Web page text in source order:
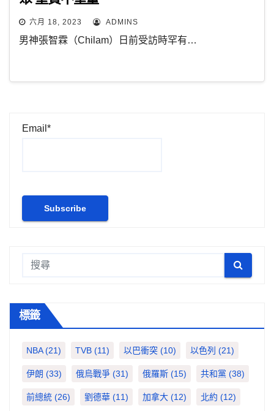
六月 18, 2023 ADMINS
男神張智霖（Chilam）日前受訪時罕有…
Email*
標籤
NBA(21) TVB (11) 以巴衝突 (10) 以色列 (21)
伊朗 (33) 俄烏戰爭 (31) 俄羅斯 (15) 共和黨 (38)
前總統 (26) 劉德華 (11) 加拿大 (12) 北約 (12)